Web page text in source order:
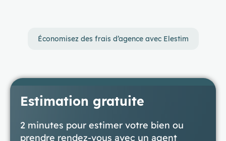
Économisez des frais d’agence avec Elestim
Estimation gratuite
2 minutes pour estimer votre bien ou
prendre rendez-vous avec un agent